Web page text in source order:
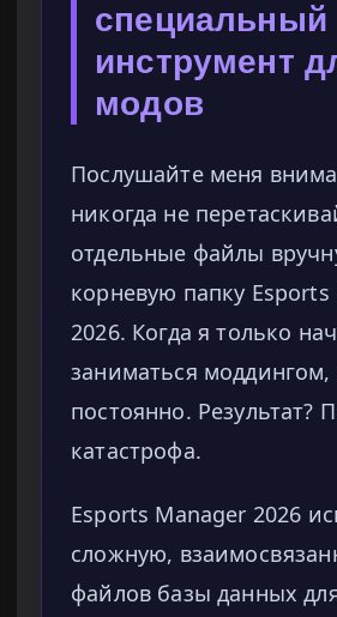
специальный
инструмент
модов
Послушайте меня
никогда не
отдельные файлы
корневую папку Esports
2026. Когда я только
заниматься моддингом,
постоянно. Результат?
катастрофа.
Esports Manager 2026
сложную,
файлов базы данных